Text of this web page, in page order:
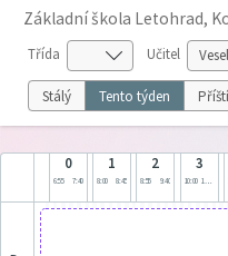
Základní škola Letohrad,
Třída Učitel
Stálý Tento týden
0
6:55 7:40
1
8:00 8:45
2
8:55 9:40
3
10:00 10:45